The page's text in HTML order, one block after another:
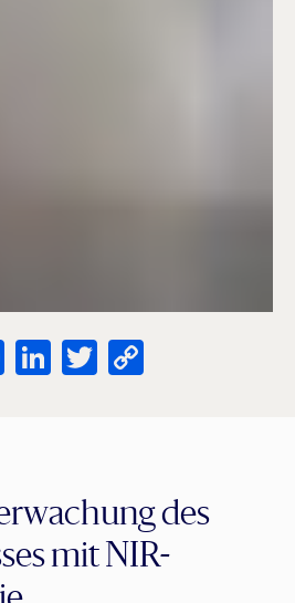
Facebook
LinkedIn
Twitter
des
mit NIR-